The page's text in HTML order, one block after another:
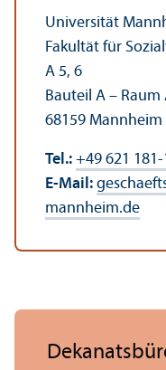
Universität
Fakultät für
A 5, 6
Bauteil A – Raum
68159 Mannheim
Tel.: +49 621
E-Mail:
mannheim.de